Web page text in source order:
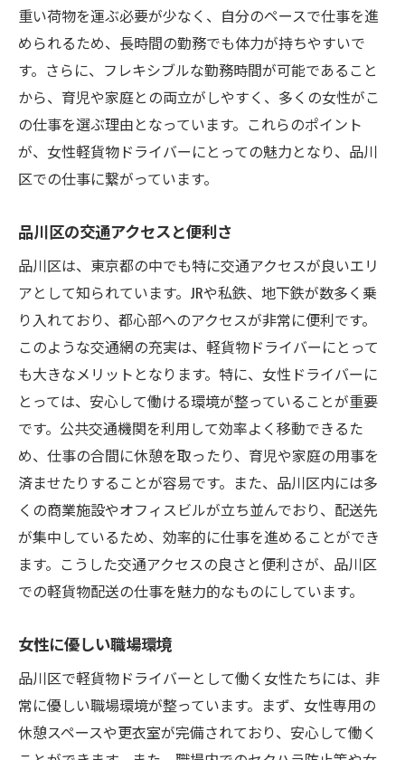
重い荷物を運ぶ必要が少なく、自分のペースで仕事を進
められるため、長時間の勤務でも体力が持ちやすいで
す。さらに、フレキシブルな勤務時間が可能であること
から、育児や家庭との両立がしやすく、多くの女性がこ
の仕事を選ぶ理由となっています。これらのポイント
が、女性軽貨物ドライバーにとっての魅力となり、品川
区での仕事に繋がっています。
品川区の交通アクセスと便利さ
品川区は、東京都の中でも特に交通アクセスが良いエリ
アとして知られています。JRや私鉄、地下鉄が数多く乗
り入れており、都心部へのアクセスが非常に便利です。
このような交通網の充実は、軽貨物ドライバーにとって
も大きなメリットとなります。特に、女性ドライバーに
とっては、安心して働ける環境が整っていることが重要
です。公共交通機関を利用して効率よく移動できるた
め、仕事の合間に休憩を取ったり、育児や家庭の用事を
済ませたりすることが容易です。また、品川区内には多
くの商業施設やオフィスビルが立ち並んでおり、配送先
が集中しているため、効率的に仕事を進めることができ
ます。こうした交通アクセスの良さと便利さが、品川区
での軽貨物配送の仕事を魅力的なものにしています。
女性に優しい職場環境
品川区で軽貨物ドライバーとして働く女性たちには、非
常に優しい職場環境が整っています。まず、女性専用の
休憩スペースや更衣室が完備されており、安心して働く